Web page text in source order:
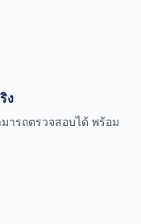
ง
ารถตรวจสอบได้ พร้อม